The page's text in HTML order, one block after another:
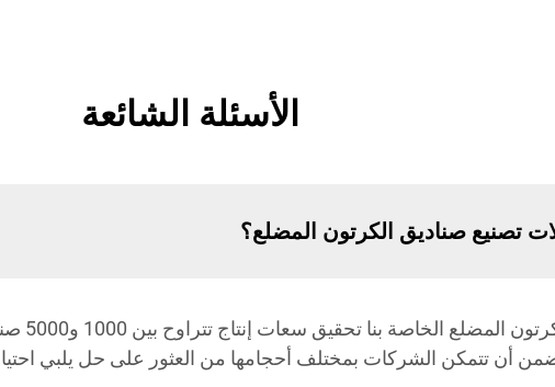
الأسئلة الشائعة
تصنيع صناديق الكرتون المضلع؟
يمكن
أن تتمكن الشركات بمختلف أحجامها من العثور على حل يلبي